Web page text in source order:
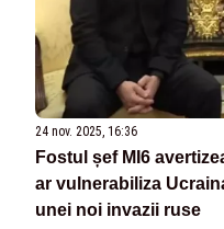
24 nov. 2025, 16:36
Fostul șef MI6
ar vulnerabiliza
unei noi invazii ruse